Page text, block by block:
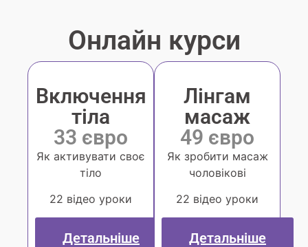
Онлайн курси
Включення
тіла
33 євро
Як активувати своє
тіло
22 відео уроки
Детальніше
Лінгам
масаж
49 євро
Як зробити масаж
чоловікові
22 відео уроки
Детальніше